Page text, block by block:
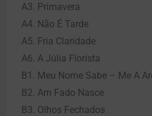
A3. Primavera
A4. Não É Tarde
A5. Fria Claridade
A6. A Júlia Florista
B1. Meu Nome Sabe – Me A
B2. Am Fado Nasce
B3. Olhos Fechados